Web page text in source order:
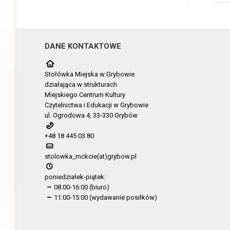
DANE KONTAKTOWE
Stołówka Miejska w Grybowie
działająca w strukturach
Miejskiego Centrum Kultury
Czytelnictwa i Edukacji w Grybowie
ul. Ogrodowa 4, 33-330 Grybów
+48 18 445 03 80
stolowka_mckcie(at)grybow.pl
poniedziałek-piątek:
08:00-16:00 (biuro)
11:00-15:00 (wydawanie posiłków)